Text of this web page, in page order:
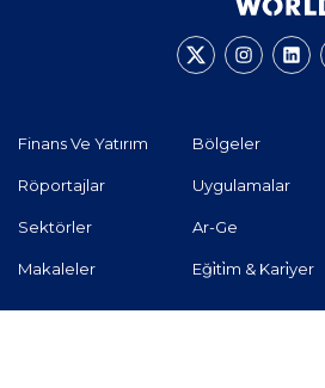
Finans Ve Yatırım
Röportajlar
Sektörler
Makaleler
Bölgeler
Uygulamalar
Ar-Ge
Eği̇ti̇m & Kari̇yer